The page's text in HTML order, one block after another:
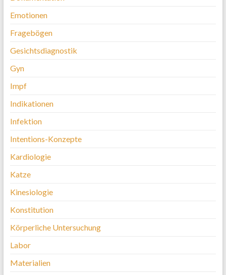
Emotionen
Fragebögen
Gesichtsdiagnostik
Gyn
Impf
Indikationen
Infektion
Intentions-Konzepte
Kardiologie
Katze
Kinesiologie
Konstitution
Körperliche Untersuchung
Labor
Materialien